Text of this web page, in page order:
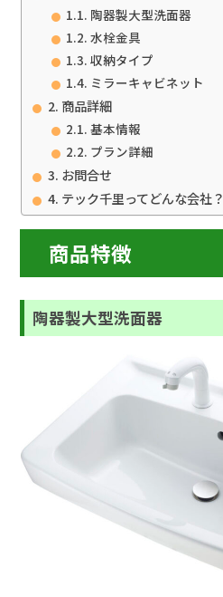
陶器製大型洗面器
水栓金具
収納タイプ
ミラーキャビネット
商品詳細
基本情報
プラン詳細
お問合せ
テック千里ってどんな会社？
商品特徴
陶器製大型洗面器